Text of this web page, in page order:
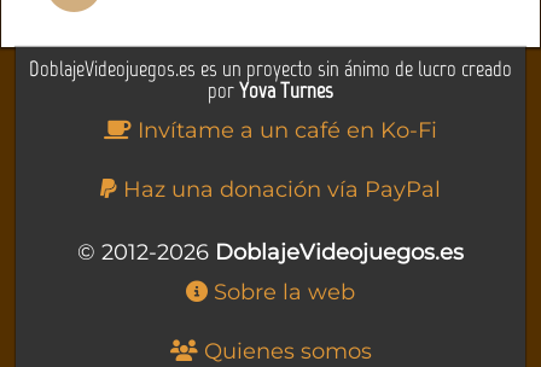
DoblajeVideojuegos.es es un proyecto sin ánimo de lucro creado
porYova Turnes
Invítame a un café en Ko-Fi
Haz una donación vía PayPal
© 2012-2026 DoblajeVideojuegos.es
Sobre la web
Quienes somos